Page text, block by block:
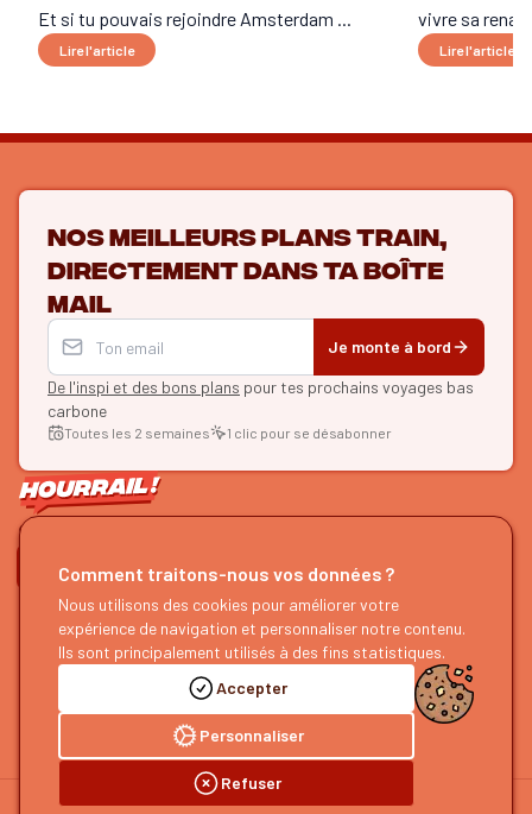
Et si tu pouvais rejoindre Amsterdam ...
Lire l'article
vivre sa
Lire l'article
Nos meilleurs plans train,
directement dans ta boîte
mail
Je monte à bord
De l'inspi et des bons plans pour tes prochains voyages bas
carbone
Toutes les 2 semaines 1 clic pour se désabonner
ON SE SUIT ?
HOURRAIL !
À propos
Devenir partenaire
Nous faire un retour
EXPLORER
Recherche d'itinéraires
Nos guides
Notre blog
Notre podcast
Accepter
Personnaliser
Refuser
Comment traitons-nous vos données ?
Nous utilisons des cookies pour améliorer votre
expérience de navigation et personnaliser notre contenu.
Ils sont principalement utilisés à des fins statistiques.